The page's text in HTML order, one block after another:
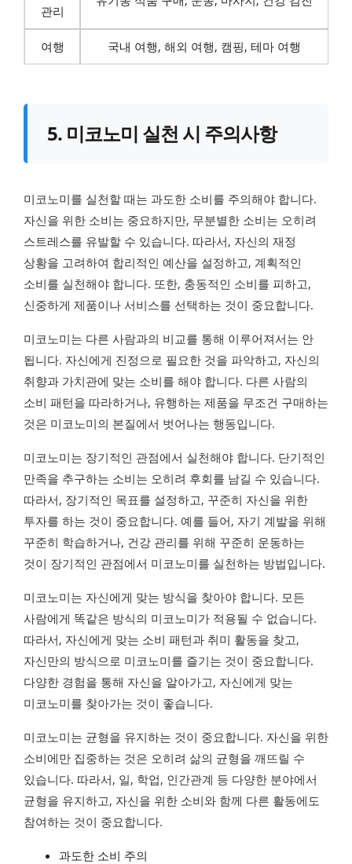
관리
여행 국내 여행, 해외 여행, 캠핑, 테마 여행
5. 미코노미 실천 시 주의사항
미코노미를 실천할 때는 과도한 소비를 주의해야 합니다.
자신을 위한 소비는 중요하지만, 무분별한 소비는 오히려
스트레스를 유발할 수 있습니다. 따라서, 자신의 재정
상황을 고려하여 합리적인 예산을 설정하고, 계획적인
소비를 실천해야 합니다. 또한, 충동적인 소비를 피하고,
신중하게 제품이나 서비스를 선택하는 것이 중요합니다.
미코노미는 다른 사람과의 비교를 통해 이루어져서는 안
됩니다. 자신에게 진정으로 필요한 것을 파악하고, 자신의
취향과 가치관에 맞는 소비를 해야 합니다. 다른 사람의
소비 패턴을 따라하거나, 유행하는 제품을 무조건 구매하는
것은 미코노미의 본질에서 벗어나는 행동입니다.
미코노미는 장기적인 관점에서 실천해야 합니다. 단기적인
만족을 추구하는 소비는 오히려 후회를 남길 수 있습니다.
따라서, 장기적인 목표를 설정하고, 꾸준히 자신을 위한
투자를 하는 것이 중요합니다. 예를 들어, 자기 계발을 위해
꾸준히 학습하거나, 건강 관리를 위해 꾸준히 운동하는
것이 장기적인 관점에서 미코노미를 실천하는 방법입니다.
미코노미는 자신에게 맞는 방식을 찾아야 합니다. 모든
사람에게 똑같은 방식의 미코노미가 적용될 수 없습니다.
따라서, 자신에게 맞는 소비 패턴과 취미 활동을 찾고,
자신만의 방식으로 미코노미를 즐기는 것이 중요합니다.
다양한 경험을 통해 자신을 알아가고, 자신에게 맞는
미코노미를 찾아가는 것이 좋습니다.
미코노미는 균형을 유지하는 것이 중요합니다. 자신을 위한
소비에만 집중하는 것은 오히려 삶의 균형을 깨뜨릴 수
있습니다. 따라서, 일, 학업, 인간관계 등 다양한 분야에서
균형을 유지하고, 자신을 위한 소비와 함께 다른 활동에도
참여하는 것이 중요합니다.
과도한 소비 주의